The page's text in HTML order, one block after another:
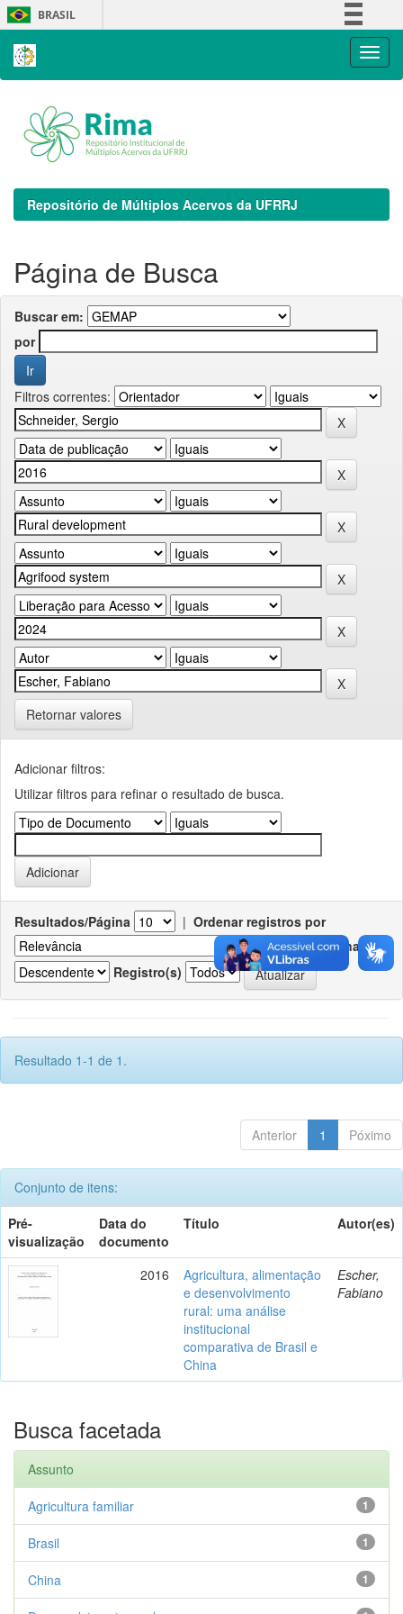
Skip
navigation
BRASIL
Repositório de Múltiplos Acervos da UFRRJ
Página de Busca
Buscar em:
por
Filtros correntes:
Retornar valores
Adicionar filtros:
Utilizar filtros para refinar o resultado de busca.
Resultados/Página | Ordenar registros por
Ordenar
Registro(s)
Resultado 1-1 de 1.
Anterior 1 Póximo
Conjunto de itens:
Pré-
visualização
Data do
documento
Título Autor(es)
2016
Agricultura, alimentação
e desenvolvimento
rural: uma análise
institucional
comparativa de Brasil e
China
Escher,
Fabiano
Busca facetada
Assunto
1
Agricultura familiar
1
Brasil
1
China